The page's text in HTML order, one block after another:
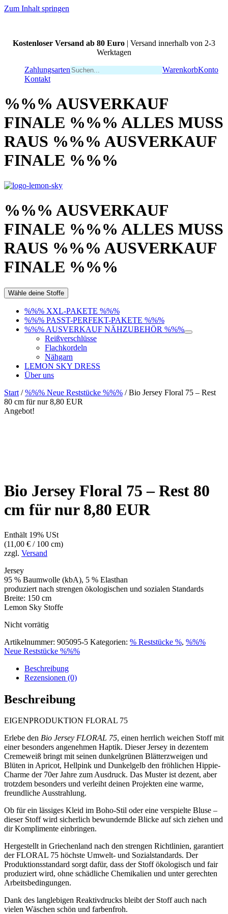
Zum Inhalt springen
Kostenloser Versand ab 80 Euro | Versand innerhalb von 2-3
Werktagen
Zahlungsarten
WarenkorbKonto
Kontakt
%%% AUSVERKAUF
FINALE %%% ALLES MUSS
RAUS %%% AUSVERKAUF
FINALE %%%
%%% AUSVERKAUF
FINALE %%% ALLES MUSS
RAUS %%% AUSVERKAUF
FINALE %%%
Wähle deine Stoffe
%%% XXL-PAKETE %%%
%%% PASST-PERFEKT-PAKETE %%%
%%% AUSVERKAUF NÄHZUBEHÖR %%%
Reißverschlüsse
Flachkordeln
Nähgarn
LEMON SKY DRESS
Über uns
Start /%%% Neue Reststücke %%% / Bio Jersey Floral 75 – Rest
80 cm für nur 8,80 EUR
Angebot!
Bio Jersey Floral 75 – Rest 80
cm für nur 8,80 EUR
Enthält 19% USt
(11,00 € / 100 cm)
zzgl. Versand
Jersey
95 % Baumwolle (kbA), 5 % Elasthan
produziert nach strengen ökologischen und sozialen Standards
Breite: 150 cm
Lemon Sky Stoffe
Nicht vorrätig
Artikelnummer: 905095-5 Kategorien: % Reststücke %, %%%
Neue Reststücke %%%
Beschreibung
Rezensionen (0)
Beschreibung
EIGENPRODUKTION FLORAL 75
Erlebe den Bio Jersey FLORAL 75, einen herrlich weichen Stoff mit
einer besonders angenehmen Haptik. Dieser Jersey in dezentem
Cremeweiß bringt mit seinen dunkelgrünen Blätterzweigen und
Blüten in Apricot, Hellpink und Dunkelgelb den fröhlichen Hippie-
Charme der 70er Jahre zum Ausdruck. Das Muster ist dezent, aber
trotzdem besonders und verleiht deinen Projekten eine warme,
freundliche Ausstrahlung.
Ob für ein lässiges Kleid im Boho-Stil oder eine verspielte Bluse –
dieser Stoff wird sicherlich bewundernde Blicke auf sich ziehen und
dir Komplimente einbringen.
Hergestellt in Griechenland nach den strengen Richtlinien, garantiert
der FLORAL 75 höchste Umwelt- und Sozialstandards. Der
Produktionsstandard sorgt dafür, dass der Stoff ökologisch und fair
produziert wird, ohne schädliche Chemikalien und unter gerechten
Arbeitsbedingungen.
Dank des langlebigen Reaktivdrucks bleibt der Stoff auch nach
vielen Wäschen schön und farbenfroh.